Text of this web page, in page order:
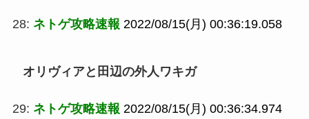
28: ネトゲ攻略速報 2022/08/15(月) 00:36:19.058
オリヴィアと田辺の外人ワキガ
29: ネトゲ攻略速報 2022/08/15(月) 00:36:34.974